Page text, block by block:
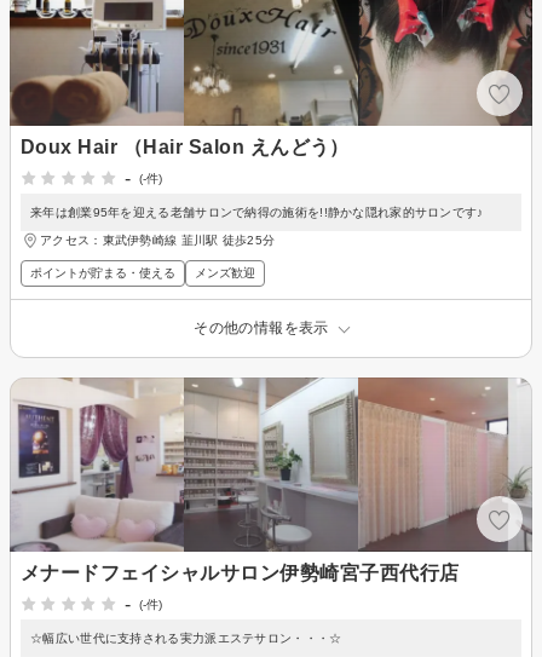
Doux Hair （Hair Salon えんどう）
-
(-件)
来年は創業95年を迎える老舗サロンで納得の施術を!!静かな隠れ家的サロンです♪
アクセス：東武伊勢崎線 韮川駅 徒歩25分
ポイントが貯まる・使える メンズ歓迎
その他の情報を表示
メナードフェイシャルサロン伊勢崎宮子西代行店
-
(-件)
☆幅広い世代に支持される実力派エステサロン・・・☆